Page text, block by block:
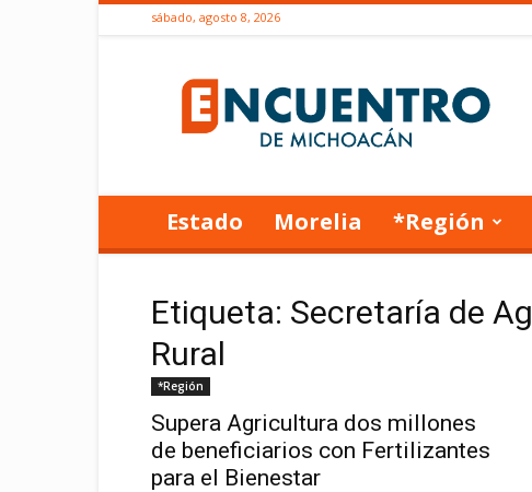
sábado, agosto 8, 2026
de
Michoacán
Estado Morelia *Región
Etiqueta: Secretaría de
Rural
*Región
Supera Agricultura dos millones
de beneficiarios con Fertilizantes
para el Bienestar